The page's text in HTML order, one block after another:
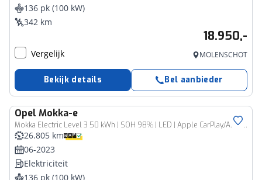
136 pk (100 kW)
342 km
18.950,-
Vergelijk MOLENSCHOT
Bekijk details Bel aanbieder
Opel Mokka-e
Mokka Electric Level 3 50 kWh | SOH 98% | LED | Apple CarPlay/Android Auto | Navigatie | Camera | DAB | Stoelverwarming | Cruise Control |
26.805 km
06-2023
Elektriciteit
136 pk (100 kW)